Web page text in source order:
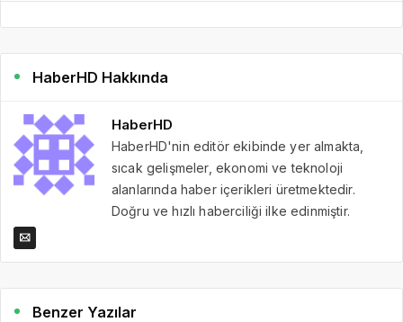
HaberHD Hakkında
HaberHD
HaberHD'nin editör ekibinde yer almakta,
sıcak gelişmeler, ekonomi ve teknoloji
alanlarında haber içerikleri üretmektedir.
Doğru ve hızlı haberciliği ilke edinmiştir.
Benzer Yazılar